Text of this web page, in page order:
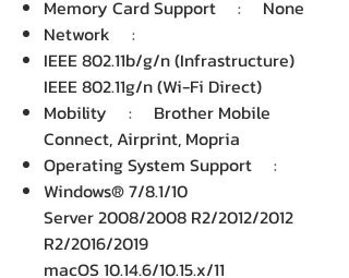
Memory Card Support : None
Network :
IEEE 802.11b/g/n (Infrastructure)
IEEE 802.11g/n (Wi-Fi Direct)
Mobility : Brother Mobile
Connect, Airprint, Mopria
Operating System Support :
Windows® 7/8.1/10
Server 2008/2008 R2/2012/2012
R2/2016/2019
macOS 10.14.6/10.15.x/11